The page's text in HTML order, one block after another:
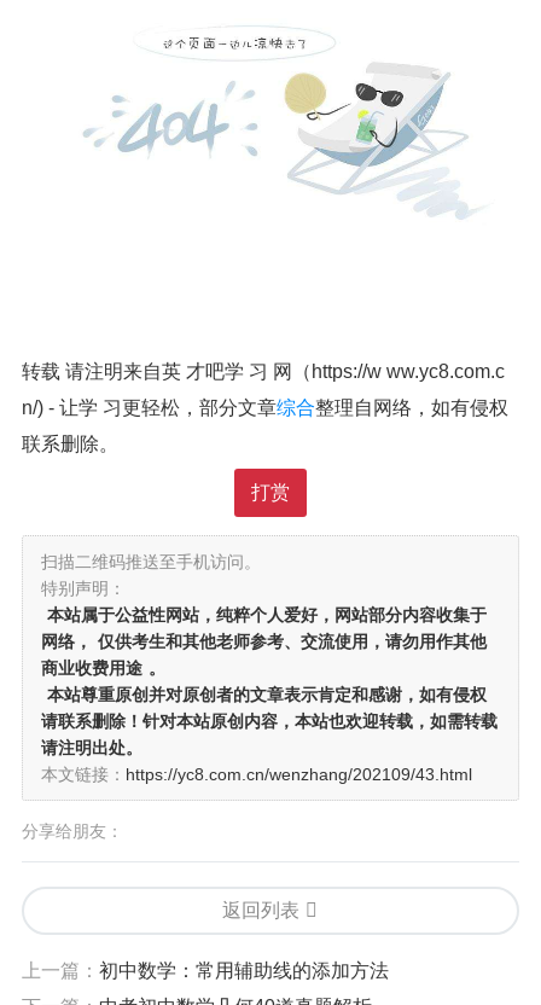
转载 请注明来自英 才吧学 习 网（https://w ww.yc8.com.c
n/) - 让学 习更轻松，部分文章综合整理自网络，如有侵权
联系删除。
打赏
扫描二维码推送至手机访问。
特别声明：
本站属于公益性网站，纯粹个人爱好，网站部分内容收集于
网络，
仅供考生和其他老师参考、交流使用，请勿用作其他
商业收费用途 。
本站尊重原创并对原创者的文章表示肯定和感谢，如有侵权
请联系删除！针对本站原创内容，本站也欢迎转载，如需转载
请注明出处。
本文链接： https://yc8.com.cn/wenzhang/202109/43.html
分享给朋友：
返回列表
上一篇： 初中数学：常用辅助线的添加方法